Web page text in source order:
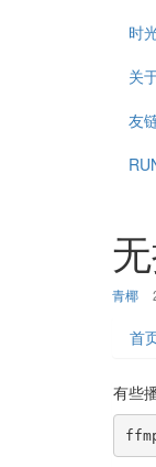
时
关
友
博
青椰
首
有些